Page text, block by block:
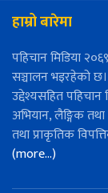
हाम्रो बारेमा
पहिचान मिडिया
सञ्चालन भइरहेको
उद्देश्यसहित
अभियान, लैङ्गिक
तथा प्राकृतिक
(more…)